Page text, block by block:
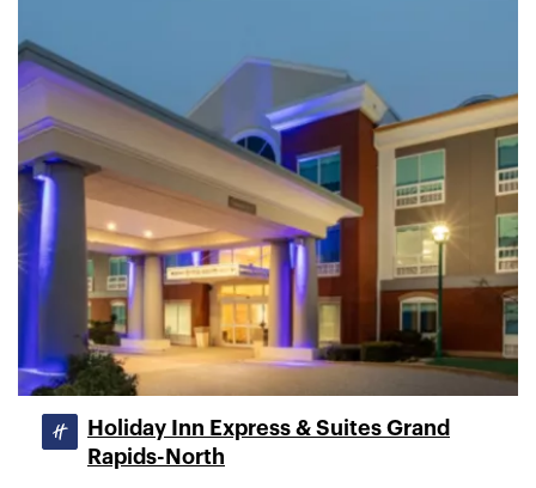
Holiday Inn Express & Suites Grand
Rapids-North